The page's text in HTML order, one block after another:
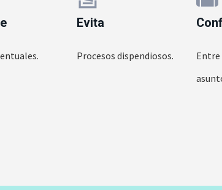
Evita
Procesos dispendiosos.
Entre